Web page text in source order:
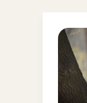
Akita
Inu